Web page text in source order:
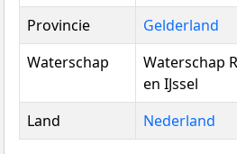
Provincie
Gelderland
Waterschap
Waterschap
en IJssel
Land Nederland